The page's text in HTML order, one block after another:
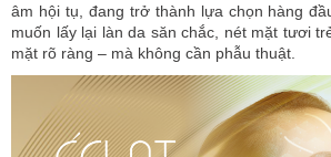
âm hội tụ, đang trở thành lựa chọn hàng
muốn lấy lại làn da săn chắc, nét mặt tươi
mặt rõ ràng – mà không cần phẫu thuật.